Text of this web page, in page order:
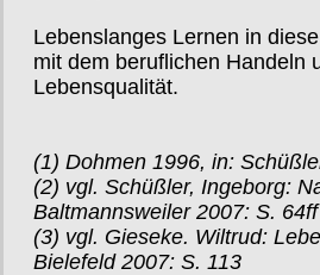
Lebenslanges Lernen in
mit dem beruflichen Handeln
Lebensqualität.
(1) Dohmen 1996, in:
(2) vgl. Schüßler, Ingeborg:
Baltmannsweiler 2007: S. 64ff
(3) vgl. Gieseke. Wiltrud:
Bielefeld 2007: S. 113